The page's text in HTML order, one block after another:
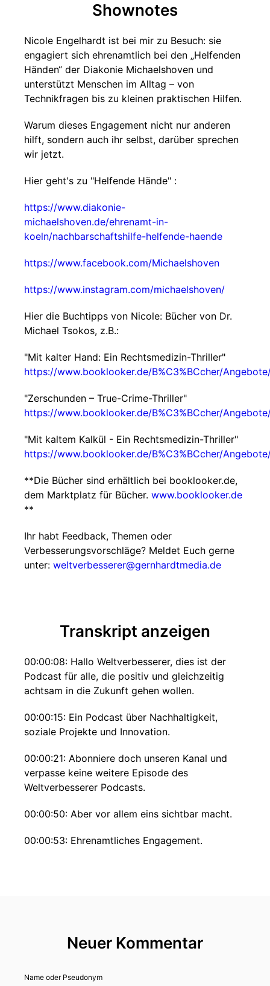
Shownotes
Nicole Engelhardt ist bei mir zu Besuch: sie
engagiert sich ehrenamtlich bei den „Helfenden
Händen“ der Diakonie Michaelshoven und
unterstützt Menschen im Alltag – von
Technikfragen bis zu kleinen praktischen Hilfen.
Warum dieses Engagement nicht nur anderen
hilft, sondern auch ihr selbst, darüber sprechen
wir jetzt.
Hier geht's zu "Helfende Hände" :
https://www.diakonie-
michaelshoven.de/ehrenamt-in-
koeln/nachbarschaftshilfe-helfende-haende
https://www.facebook.com/Michaelshoven
https://www.instagram.com/michaelshoven/
Hier die Buchtipps von Nicole: Bücher von Dr.
Michael Tsokos, z.B.:
"Mit kalter Hand: Ein Rechtsmedizin-Thriller"
https://www.booklooker.de/B%C3%BCcher/
"Zerschunden – True-Crime-Thriller"
https://www.booklooker.de/B%C3%BCcher/
"Mit kaltem Kalkül - Ein Rechtsmedizin-Thriller"
https://www.booklooker.de/B%C3%BCcher/
**Die Bücher sind erhältlich bei booklooker.de,
dem Marktplatz für Bücher. www.booklooker.de
**
Ihr habt Feedback, Themen oder
Verbesserungsvorschläge? Meldet Euch gerne
unter: weltverbesserer@gernhardtmedia.de
Transkript anzeigen
00:00:08: Hallo Weltverbesserer, dies ist der
Podcast für alle, die positiv und gleichzeitig
achtsam in die Zukunft gehen wollen.
00:00:15: Ein Podcast über Nachhaltigkeit,
soziale Projekte und Innovation.
00:00:21: Abonniere doch unseren Kanal und
verpasse keine weitere Episode des
Weltverbesserer Podcasts.
00:00:50: Aber vor allem eins sichtbar macht.
00:00:53: Ehrenamtliches Engagement.
00:01:03: Menschen, die Verantwortung
übernehmen, Zeit schenken und oft
00:01:07: im Stillen
Neuer Kommentar
Name oder Pseudonym